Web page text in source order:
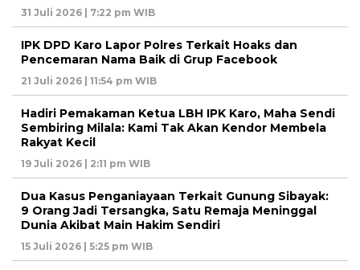
31 Juli 2026 | 7:22 pm WIB
IPK DPD Karo Lapor Polres Terkait Hoaks dan
Pencemaran Nama Baik di Grup Facebook
21 Juli 2026 | 11:54 pm WIB
Hadiri Pemakaman Ketua LBH IPK Karo, Maha Sendi
Sembiring Milala: Kami Tak Akan Kendor Membela
Rakyat Kecil
19 Juli 2026 | 2:11 pm WIB
Dua Kasus Penganiayaan Terkait Gunung Sibayak:
9 Orang Jadi Tersangka, Satu Remaja Meninggal
Dunia Akibat Main Hakim Sendiri
15 Juli 2026 | 5:25 pm WIB